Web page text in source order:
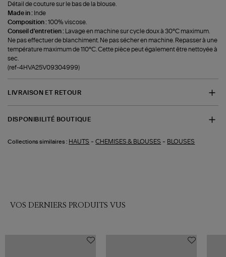
Détail de couture sur le bas de la blouse.
Made in : Inde
Composition :100% viscose.
Conseil d'entretien :
Lavage en machine sur cycle doux à 30°C maximum.
Ne pas effectuer de blanchiment. Ne pas sécher en machine. Repasser à une
température maximum de 110°C. Cette pièce peut également être nettoyée à
sec.
(ref-4HVA25V09304999)
LIVRAISON ET RETOUR
DISPONIBILITÉ BOUTIQUE
Collections similaires : HAUTS -CHEMISES & BLOUSES - BLOUSES
VOS DERNIERS PRODUITS VUS